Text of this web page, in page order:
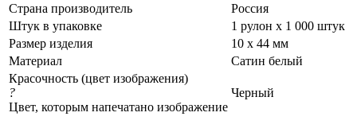
Страна производитель
Россия
Штук в упаковке
1 рулон х 1 000 штук
Размер изделия
10 х 44 мм
Материал
Сатин белый
Красочность (цвет изображения)
?
Цвет, которым напечатано изображение
Черный